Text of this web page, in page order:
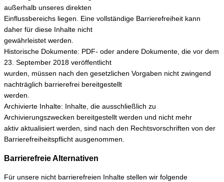
außerhalb unseres direkten
Einflussbereichs liegen. Eine vollständige Barrierefreiheit kann
daher für diese Inhalte nicht
gewährleistet werden.
Historische Dokumente: PDF- oder andere Dokumente, die vor dem
23. September 2018 veröffentlicht
wurden, müssen nach den gesetzlichen Vorgaben nicht zwingend
nachträglich barrierefrei bereitgestellt
werden.
Archivierte Inhalte: Inhalte, die ausschließlich zu
Archivierungszwecken bereitgestellt werden und nicht mehr
aktiv aktualisiert werden, sind nach den Rechtsvorschriften von der
Barrierefreiheitspflicht ausgenommen.
Barrierefreie Alternativen
Für unsere nicht barrierefreien Inhalte stellen wir folgende